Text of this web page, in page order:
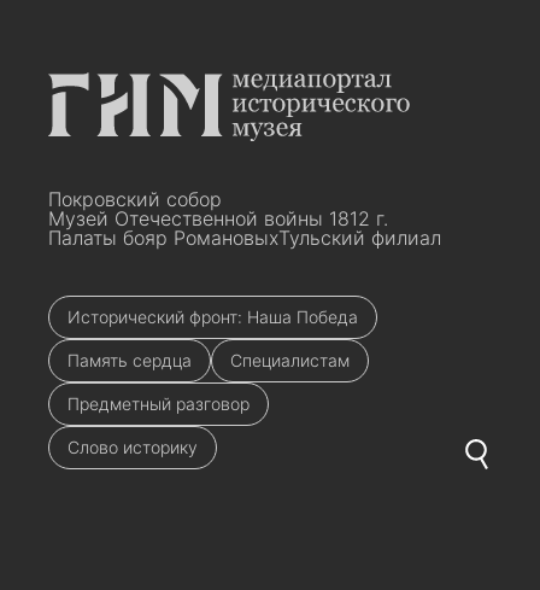
Покровский собор
Музей Отечественной войны 1812 г.
Палаты бояр РомановыхТульский филиал
Исторический фронт: Наша Победа
Память сердца Специалистам
Предметный разговор
Слово историку